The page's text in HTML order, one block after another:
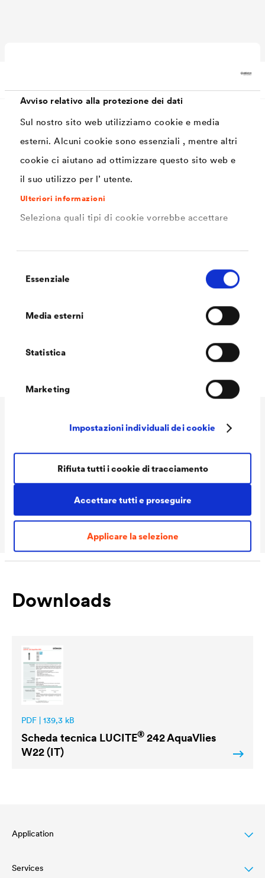
Avviso relativo alla protezione dei dati
Sul nostro sito web utilizziamo cookie e media
esterni. Alcuni cookie sono essenziali , mentre altri
cookie ci aiutano ad ottimizzare questo sito web e
il suo utilizzo per l’ utente.
Ulteriori informazioni
Seleziona quali tipi di cookie vorrebbe accettare
delEssenziale
Media esterni
Statistica
Marketing
Impostazioni individuali dei cookie
Accettare tutti e proseguire
Applicare la selezione
Rifiuta tutti i cookie di tracciamento
Proprietà
Lavorazione rapida grazie all'adesivo integrato
Ponte di crepe
Risparmio di materiale e quindi rispetto
Resistenza alla trazione longitudinale 200 N/5
Resistenza alla trazione trasversale 160 N/5 cm
Dati Tecnici
confezioni Ready
Rotolo 1x50 m
Downloads
PDF | 139,3 kB
Scheda tecnica LUCITE® 242 AquaVlies
W22 (IT)
Application
Finitura per legno
Services